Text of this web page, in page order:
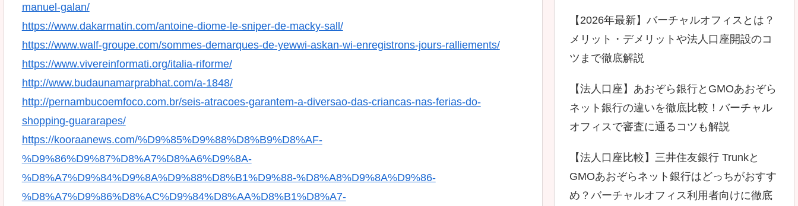
manuel-galan/
https://www.dakarmatin.com/antoine-diome-le-sniper-de-macky-sall/
https://www.walf-groupe.com/sommes-demarques-de-yewwi-askan-wi-enregistrons-jours-ralliements/
https://www.vivereinformati.org/italia-riforme/
http://www.budaunamarprabhat.com/a-1848/
http://pernambucoemfoco.com.br/seis-atracoes-garantem-a-diversao-das-criancas-nas-ferias-do-
shopping-guararapes/
https://kooraanews.com/%D9%85%D9%88%D8%B9%D8%AF-
%D9%86%D9%87%D8%A7%D8%A6%D9%8A-
%D8%A7%D9%84%D9%8A%D9%88%D8%B1%D9%88-%D8%A8%D9%8A%D9%86-
%D8%A7%D9%86%D8%AC%D9%84%D8%AA%D8%B1%D8%A7-
【2026年最新】バーチャルオフィスとは？
メリット・デメリットや法人口座開設のコ
ツまで徹底解説
【法人口座】あおぞら銀行とGMOあおぞら
ネット銀行の違いを徹底比較！バーチャル
オフィスで審査に通るコツも解説
【法人口座比較】三井住友銀行 Trunkと
GMOあおぞらネット銀行はどっちがおすす
め？バーチャルオフィス利用者向けに徹底